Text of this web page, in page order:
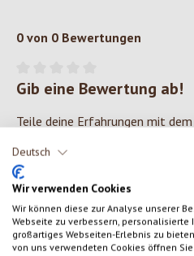
Deutsch
Wir verwenden Cookies
Wir können diese zur Analyse unserer
Webseite zu verbessern,
großartiges Webseiten-Erlebnis zu
von uns verwendeten Cookies öffnen
0 von 0 Bewertungen
Durchschnittliche Bewertung
Gib eine Bewertung ab!
Teile deine Erfahrungen mit
Bewertungen nur in der